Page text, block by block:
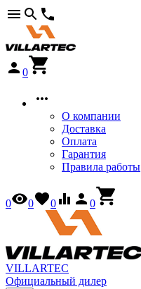
0
О компании
Доставка
Оплата
Гарантия
Правила работы
0 0 0 0
VILLARTEC
Официальный дилер